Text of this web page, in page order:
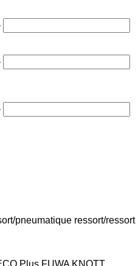
pneumatique ressort/ressort
Plus FUWA KNOTT